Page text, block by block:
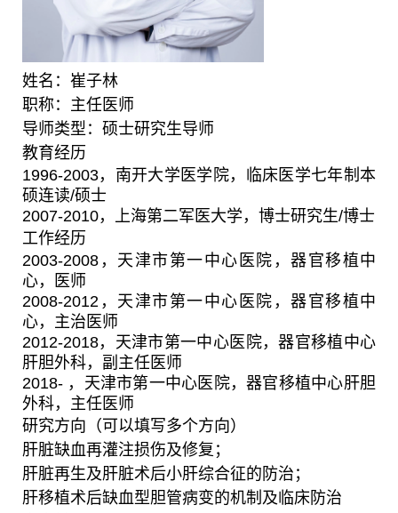
姓名：崔子林
职称：主任医师
导师类型：硕士研究生导师
教育经历
1996-2003，南开大学医学院，临床医学七年制本
硕连读/硕士
2007-2010，上海第二军医大学，博士研究生/博士
工作经历
2003-2008 ，天津市第一中心医院，器官移植中
心，医师
2008-2012 ，天津市第一中心医院，器官移植中
心，主治医师
2012-2018，天津市第一中心医院，器官移植中心
肝胆外科，副主任医师
2018- ，天津市第一中心医院，器官移植中心肝胆
外科，主任医师
研究方向（可以填写多个方向）
肝脏缺血再灌注损伤及修复；
肝脏再生及肝脏术后小肝综合征的防治；
肝移植术后缺血型胆管病变的机制及临床防治